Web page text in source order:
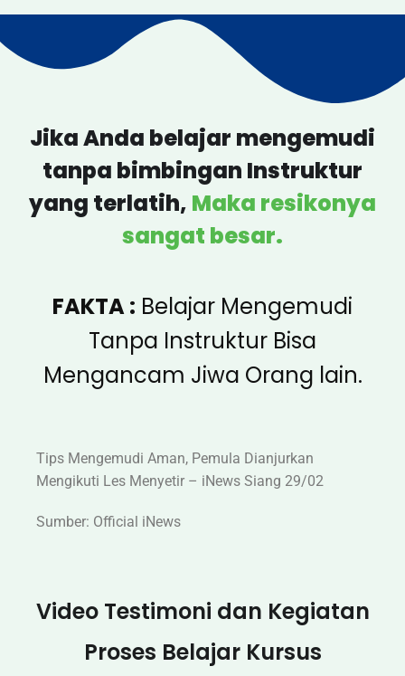
Jika Anda belajar mengemudi
tanpa bimbingan Instruktur
yang terlatih, Maka resikonya
sangat besar.
FAKTA : Belajar Mengemudi
Tanpa Instruktur Bisa
Mengancam Jiwa Orang lain.
Tips Mengemudi Aman, Pemula Dianjurkan
Mengikuti Les Menyetir – iNews Siang 29/02
Sumber: Official iNews
Video Testimoni dan Kegiatan
Proses Belajar Kursus